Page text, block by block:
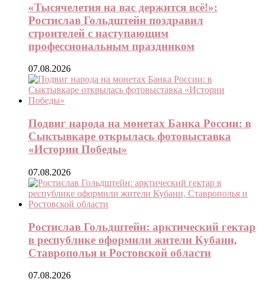
«Тысячелетия на вас держится всё!»:
Ростислав Гольдштейн поздравил
строителей с наступающим
профессиональным праздником
07.08.2026
Подвиг народа на монетах Банка России: в
Сыктывкаре открылась фотовыставка
«Истории Победы»
07.08.2026
Ростислав Гольдштейн: арктический гектар
в республике оформили жители Кубани,
Ставрополья и Ростовской области
07.08.2026